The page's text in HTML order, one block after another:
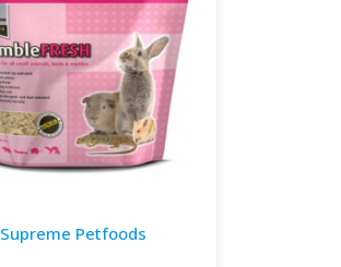
Supreme Petfoods